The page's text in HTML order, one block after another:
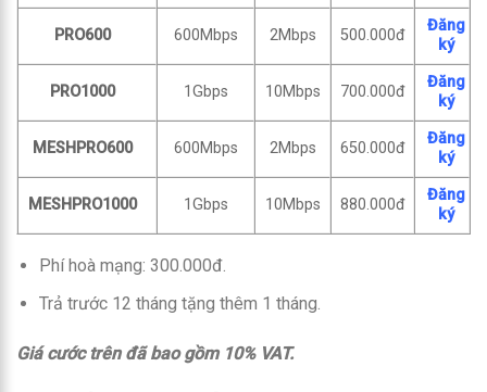
PRO600 600Mbps 2Mbps 500.000đ
Đăng
ký
PRO1000 1Gbps 10Mbps 700.000đ
Đăng
ký
MESHPRO600 600Mbps 2Mbps 650.000đ
Đăng
ký
MESHPRO1000 1Gbps 10Mbps 880.000đ
Đăng
ký
Phí hoà mạng: 300.000đ.
Trả trước 12 tháng tặng thêm 1 tháng.
Giá cước trên đã bao gồm 10% VAT.